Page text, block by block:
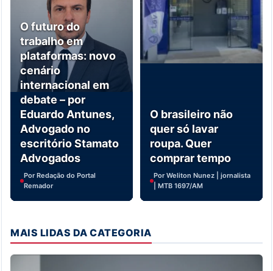
O futuro do
trabalho em
plataformas: novo
cenário
internacional em
debate – por
Eduardo Antunes,
Advogado no
escritório Stamato
Advogados
Por Redação do Portal
Remador
O brasileiro não
quer só lavar
roupa. Quer
comprar tempo
Por Weliton Nunez | jornalista
| MTB 1697/AM
MAIS LIDAS DA CATEGORIA